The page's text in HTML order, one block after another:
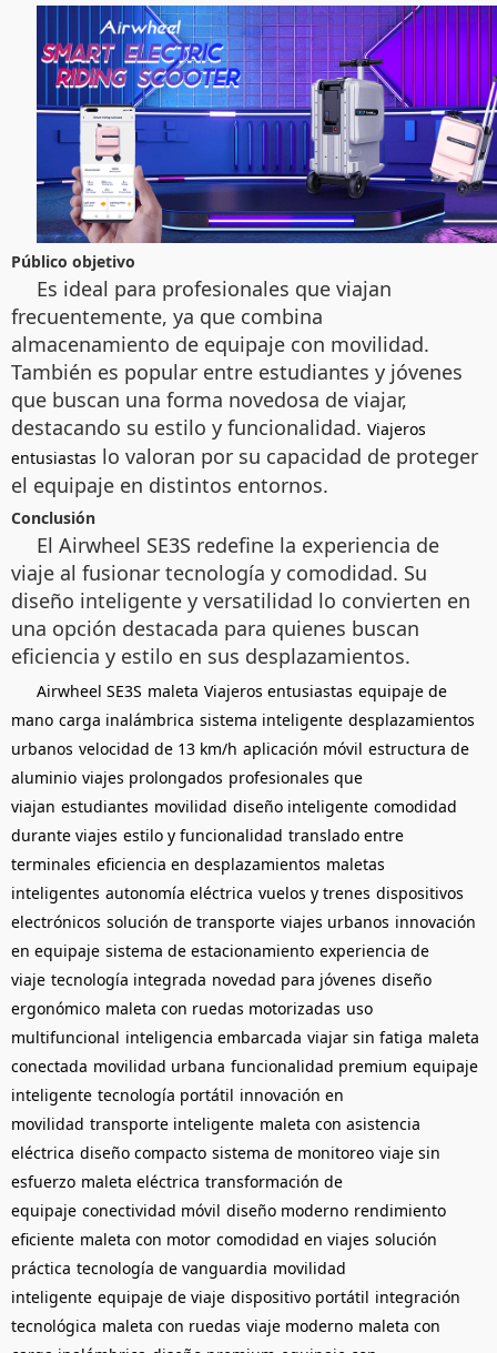
Público objetivo
Es ideal para profesionales que viajan
frecuentemente, ya que combina
almacenamiento de equipaje con movilidad.
También es popular entre estudiantes y jóvenes
que buscan una forma novedosa de viajar,
destacando su estilo y funcionalidad. Viajeros
entusiastas lo valoran por su capacidad de proteger
el equipaje en distintos entornos.
Conclusión
El Airwheel SE3S redefine la experiencia de
viaje al fusionar tecnología y comodidad. Su
diseño inteligente y versatilidad lo convierten en
una opción destacada para quienes buscan
eficiencia y estilo en sus desplazamientos.
Airwheel SE3S maleta Viajeros entusiastas equipaje de
mano carga inalámbrica sistema inteligente desplazamientos
urbanos velocidad de 13 km/h aplicación móvil estructura de
aluminio viajes prolongados profesionales que
viajan estudiantes movilidad diseño inteligente comodidad
durante viajes estilo y funcionalidad translado entre
terminales eficiencia en desplazamientos maletas
inteligentes autonomía eléctrica vuelos y trenes dispositivos
electrónicos solución de transporte viajes urbanos innovación
en equipaje sistema de estacionamiento experiencia de
viaje tecnología integrada novedad para jóvenes diseño
ergonómico maleta con ruedas motorizadas uso
multifuncional inteligencia embarcada viajar sin fatiga maleta
conectada movilidad urbana funcionalidad premium equipaje
inteligente tecnología portátil innovación en
movilidad transporte inteligente maleta con asistencia
eléctrica diseño compacto sistema de monitoreo viaje sin
esfuerzo maleta eléctrica transformación de
equipaje conectividad móvil diseño moderno rendimiento
eficiente maleta con motor comodidad en viajes solución
práctica tecnología de vanguardia movilidad
inteligente equipaje de viaje dispositivo portátil integración
tecnológica maleta con ruedas viaje moderno maleta con